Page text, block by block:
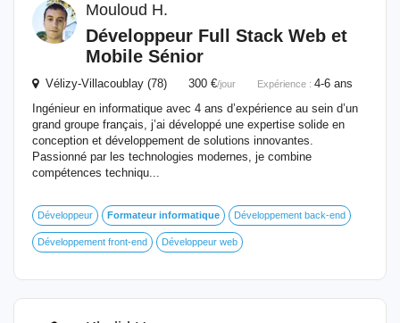
Mouloud H.
Développeur Full Stack Web et
Mobile Sénior
Vélizy-Villacoublay (78) 300 €/jour Expérience : 4-6 ans
Ingénieur en informatique avec 4 ans d’expérience au sein d’un
grand groupe français, j’ai développé une expertise solide en
conception et développement de solutions innovantes.
Passionné par les technologies modernes, je combine
compétences techniqu...
Développeur Formateur informatique Développement back-end
Développement front-end Développeur web